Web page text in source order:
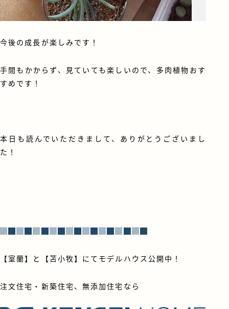
今後の成長が楽しみです！
手間もかからず、見ていても楽しいので、多肉植物おす
すめです！
本日も読んでいただきまして、ありがとうございまし
た！
▓█▓█▓█▓█▓█▓█▓█▓█▓█
【室蘭】と【苫小牧】にてモデルハウス公開中！
注文住宅・新築住宅、無添加住宅なら